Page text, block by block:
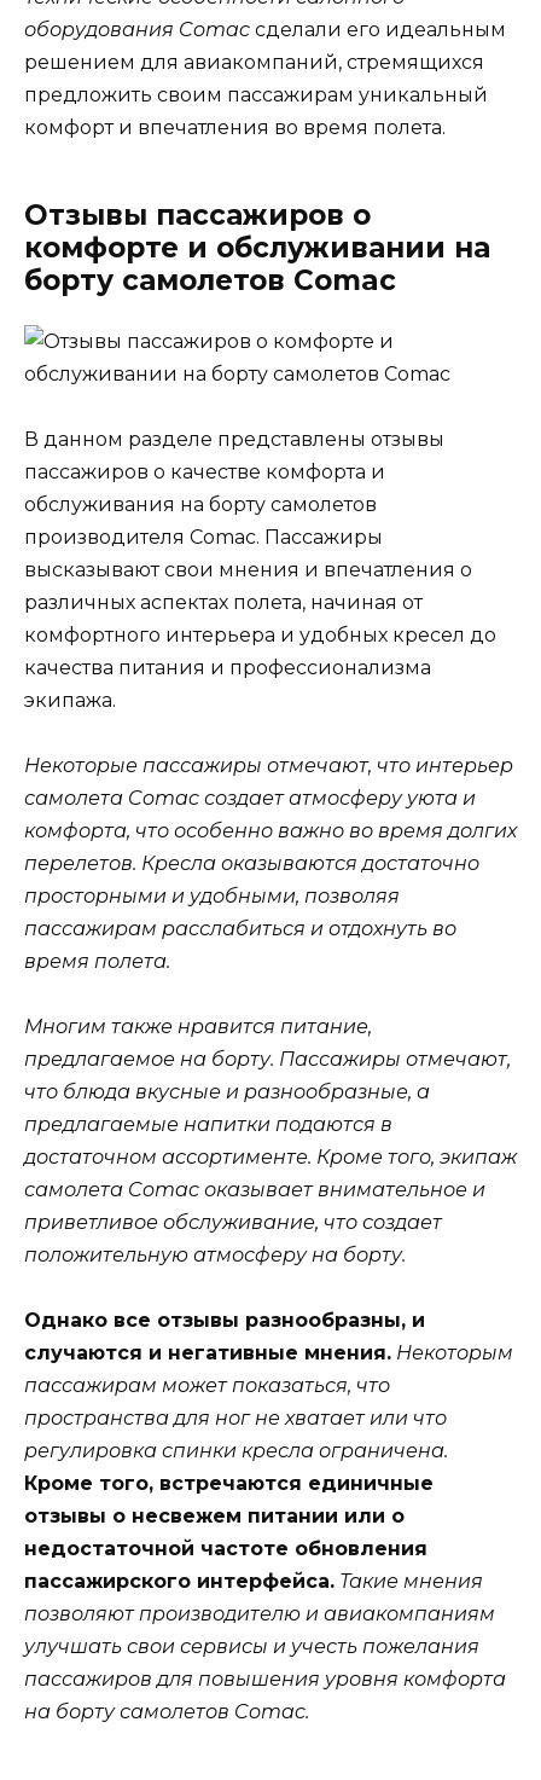
оборудования Comac сделали его идеальным
решением для авиакомпаний, стремящихся
предложить своим пассажирам уникальный
комфорт и впечатления во время полета.
Отзывы пассажиров о
комфорте и обслуживании на
борту самолетов Comac
В данном разделе представлены отзывы
пассажиров о качестве комфорта и
обслуживания на борту самолетов
производителя Comac. Пассажиры
высказывают свои мнения и впечатления о
различных аспектах полета, начиная от
комфортного интерьера и удобных кресел до
качества питания и профессионализма
экипажа.
Некоторые пассажиры отмечают, что интерьер
самолета Comac создает атмосферу уюта и
комфорта, что особенно важно во время долгих
перелетов. Кресла оказываются достаточно
просторными и удобными, позволяя
пассажирам расслабиться и отдохнуть во
время полета.
Многим также нравится питание,
предлагаемое на борту. Пассажиры отмечают,
что блюда вкусные и разнообразные, а
предлагаемые напитки подаются в
достаточном ассортименте. Кроме того, экипаж
самолета Comac оказывает внимательное и
приветливое обслуживание, что создает
положительную атмосферу на борту.
Однако все отзывы разнообразны, и
случаются и негативные мнения. Некоторым
пассажирам может показаться, что
пространства для ног не хватает или что
регулировка спинки кресла ограничена.
Кроме того, встречаются единичные
отзывы о несвежем питании или о
недостаточной частоте обновления
пассажирского интерфейса. Такие мнения
позволяют производителю и авиакомпаниям
улучшать свои сервисы и учесть пожелания
пассажиров для повышения уровня комфорта
на борту самолетов Comac.